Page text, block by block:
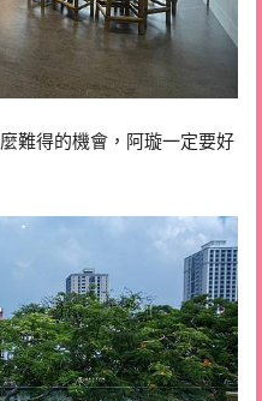
難得的機會，阿璇一定要好